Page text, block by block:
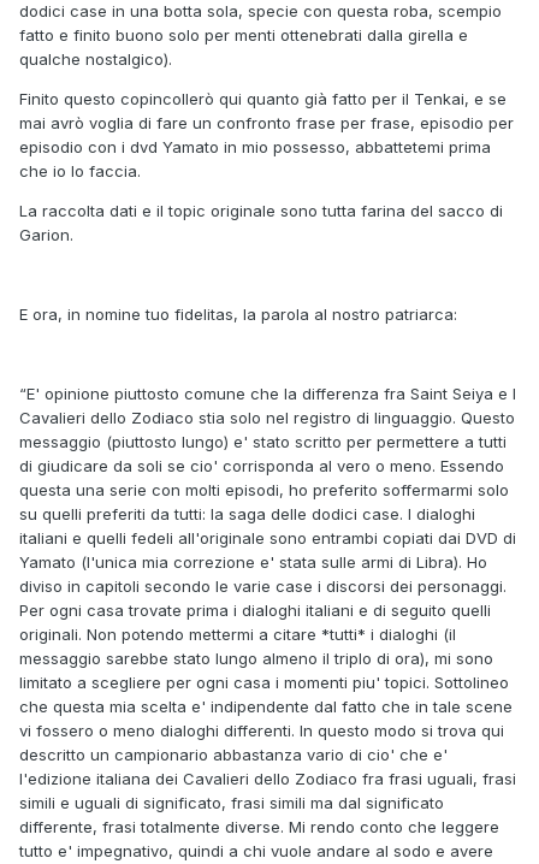
dodici case in una botta sola, specie con questa roba, scempio
fatto e finito buono solo per menti ottenebrati dalla girella e
qualche nostalgico).
Finito questo copincollerò qui quanto già fatto per il Tenkai, e se
mai avrò voglia di fare un confronto frase per frase, episodio per
episodio con i dvd Yamato in mio possesso, abbattetemi prima
che io lo faccia.
La raccolta dati e il topic originale sono tutta farina del sacco di
Garion.
E ora, in nomine tuo fidelitas, la parola al nostro patriarca:
“E' opinione piuttosto comune che la differenza fra Saint Seiya e I
Cavalieri dello Zodiaco stia solo nel registro di linguaggio. Questo
messaggio (piuttosto lungo) e' stato scritto per permettere a tutti
di giudicare da soli se cio' corrisponda al vero o meno. Essendo
questa una serie con molti episodi, ho preferito soffermarmi solo
su quelli preferiti da tutti: la saga delle dodici case. I dialoghi
italiani e quelli fedeli all'originale sono entrambi copiati dai DVD di
Yamato (l'unica mia correzione e' stata sulle armi di Libra). Ho
diviso in capitoli secondo le varie case i discorsi dei personaggi.
Per ogni casa trovate prima i dialoghi italiani e di seguito quelli
originali. Non potendo mettermi a citare *tutti* i dialoghi (il
messaggio sarebbe stato lungo almeno il triplo di ora), mi sono
limitato a scegliere per ogni casa i momenti piu' topici. Sottolineo
che questa mia scelta e' indipendente dal fatto che in tale scene
vi fossero o meno dialoghi differenti. In questo modo si trova qui
descritto un campionario abbastanza vario di cio' che e'
l'edizione italiana dei Cavalieri dello Zodiaco fra frasi uguali, frasi
simili e uguali di significato, frasi simili ma dal significato
differente, frasi totalmente diverse. Mi rendo conto che leggere
tutto e' impegnativo, quindi a chi vuole andare al sodo e avere